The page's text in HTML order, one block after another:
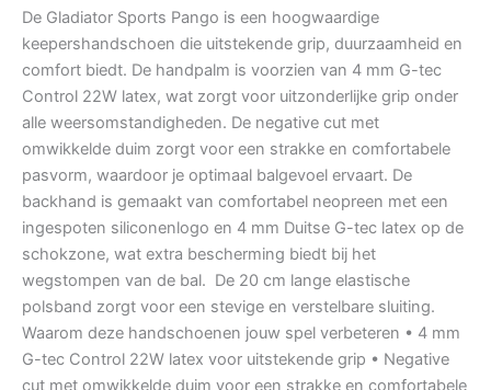
De Gladiator Sports Pango is een hoogwaardige
keepershandschoen die uitstekende grip, duurzaamheid en
comfort biedt. De handpalm is voorzien van 4 mm G-tec
Control 22W latex, wat zorgt voor uitzonderlijke grip onder
alle weersomstandigheden. De negative cut met
omwikkelde duim zorgt voor een strakke en comfortabele
pasvorm, waardoor je optimaal balgevoel ervaart. De
backhand is gemaakt van comfortabel neopreen met een
ingespoten siliconenlogo en 4 mm Duitse G-tec latex op de
schokzone, wat extra bescherming biedt bij het
wegstompen van de bal. De 20 cm lange elastische
polsband zorgt voor een stevige en verstelbare sluiting.
Waarom deze handschoenen jouw spel verbeteren • 4 mm
G-tec Control 22W latex voor uitstekende grip • Negative
cut met omwikkelde duim voor een strakke en comfortabele